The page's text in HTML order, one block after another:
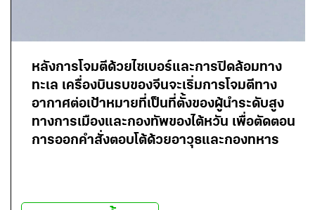
หลังการโจมตีด้วยไซเบอร์และการปิดล้อมทาง
ทะเล เครื่องบินรบของจีนจะเริ่มการโจมตีทาง
อากาศต่อเป้าหมายที่เป็นที่ตั้งของผู้นำระดับสูง
ทางการเมืองและกองทัพของไต้หวัน เพื่อตัดตอน
การออกคำสั่งตอบโต้ด้วยอาวุธและกองทหาร